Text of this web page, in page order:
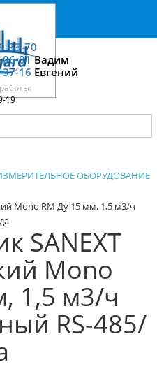
33-70
06-01Вадим
16 Евгений
19
ОБОРУДОВАНИЕ
Mono RM Ду 15 мм, 1,5 м3/ч
SANEXT
Mono
1,5 м3/ч
RS-485/